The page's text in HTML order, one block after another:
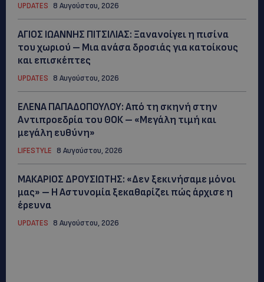
UPDATES 8 Αυγούστου, 2026
ΑΓΙΟΣ ΙΩΑΝΝΗΣ ΠΙΤΣΙΛΙΑΣ: Ξανανοίγει η πισίνα
του χωριού – Μια ανάσα δροσιάς για κατοίκους
και επισκέπτες
UPDATES 8 Αυγούστου, 2026
ΕΛΕΝΑ ΠΑΠΑΔΟΠΟΥΛΟΥ: Από τη σκηνή στην
Αντιπροεδρία του ΘΟΚ – «Μεγάλη τιμή και
μεγάλη ευθύνη»
LIFESTYLE 8 Αυγούστου, 2026
ΜΑΚΑΡΙΟΣ ΔΡΟΥΣΙΩΤΗΣ: «Δεν ξεκινήσαμε μόνοι
μας» – Η Αστυνομία ξεκαθαρίζει πώς άρχισε η
έρευνα
UPDATES 8 Αυγούστου, 2026